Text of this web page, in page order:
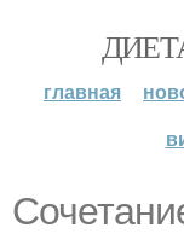
главная